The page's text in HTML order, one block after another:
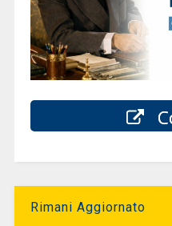
Rimani Aggiornato